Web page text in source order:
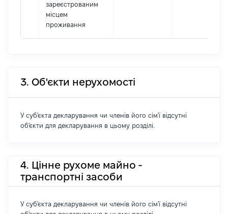
зареєстрованим
місцем
проживання
3. Об'єкти нерухомості
У суб'єкта декларування чи членів його сім'ї відсутні
об'єкти для декларування в цьому розділі.
4. Цінне рухоме майно -
транспортні засоби
У суб'єкта декларування чи членів його сім'ї відсутні